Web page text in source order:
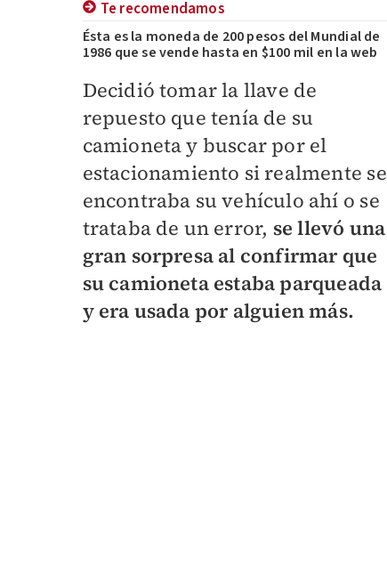
Te recomendamos
Ésta es la moneda de 200 pesos del Mundial de
1986 que se vende hasta en $100 mil en la web
Decidió tomar la llave de
repuesto que tenía de su
camioneta y buscar por el
estacionamiento si realmente se
encontraba su vehículo ahí o se
trataba de un error, se llevó una
gran sorpresa al confirmar que
su camioneta estaba parqueada
y era usada por alguien más.